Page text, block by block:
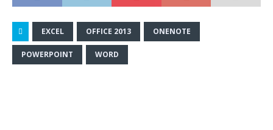
EXCEL OFFICE 2013 ONENOTE
POWERPOINT WORD